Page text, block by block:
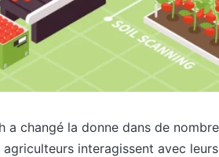
a changé la donne dans de
interagissent avec